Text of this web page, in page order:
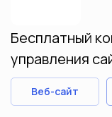
Бесплатный
управления
Веб-сайт